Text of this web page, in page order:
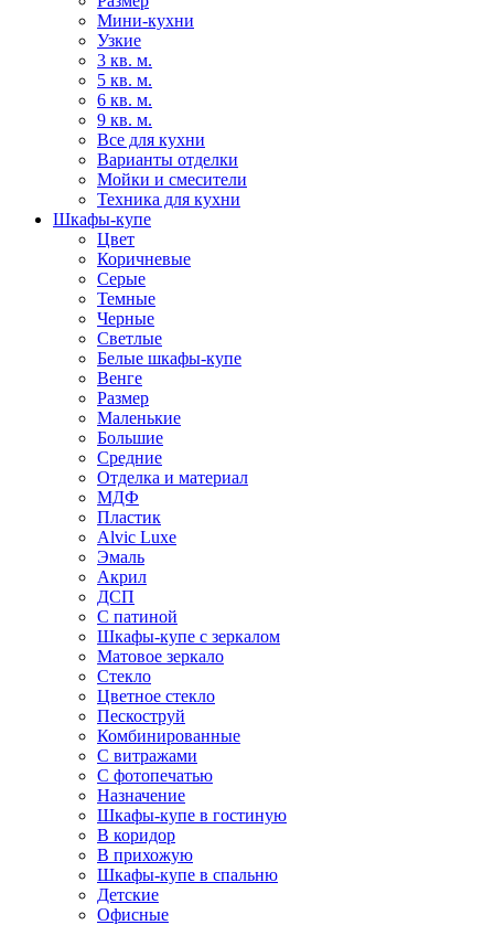
Мини-кухни
Узкие
3 кв. м.
5 кв. м.
6 кв. м.
9 кв. м.
Все для кухни
Варианты отделки
Мойки и смесители
Техника для кухни
Шкафы-купе
Цвет
Коричневые
Серые
Темные
Черные
Светлые
Белые шкафы-купе
Венге
Размер
Маленькие
Большие
Средние
Отделка и материал
МДФ
Пластик
Alvic Luxe
Эмаль
Акрил
ДСП
С патиной
Шкафы-купе с зеркалом
Матовое зеркало
Стекло
Цветное стекло
Пескоструй
Комбинированные
С витражами
С фотопечатью
Назначение
Шкафы-купе в гостиную
В коридор
В прихожую
Шкафы-купе в спальню
Детские
Офисные